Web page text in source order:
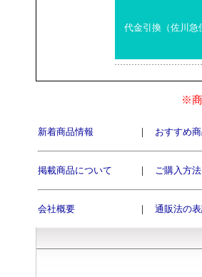
代金引換（佐川急
※商
新着商品情報 ｜ おすすめ
掲載商品について ｜ ご購入方法
会社概要 ｜ 通販法の